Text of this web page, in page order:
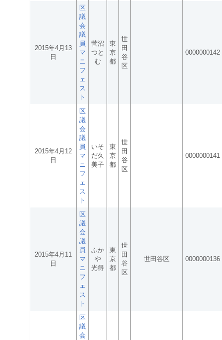
2015年4月13
日
区
議
会
議
員
マ
ニ
フ
ェ
ス
ト
菅沼
つと
む
東
京
都
世
田
谷
区
0000000142
2015年4月12
日
区
議
会
議
員
マ
ニ
フ
ェ
ス
ト
いそ
だ久
美子
東
京
都
世
田
谷
区
0000000141
2015年4月11
日
区
議
会
議
員
マ
ニ
フ
ェ
ス
ト
ふか
や
光得
東
京
都
世
田
谷
区
世田谷区 0000000136
区
議
会